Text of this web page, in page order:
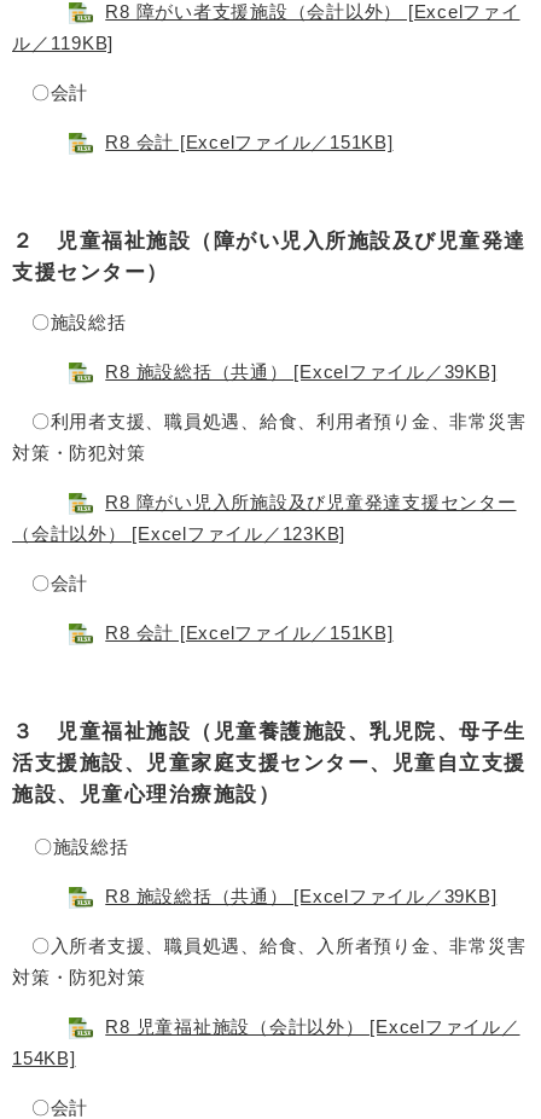
R8 障がい者支援施設（会計以外） [Excelファイ
ル／119KB]
〇会計
R8 会計 [Excelファイル／151KB]
２ 児童福祉施設（障がい児入所施設及び児童発達
支援センター）
〇施設総括
R8 施設総括（共通） [Excelファイル／39KB]
〇利用者支援、職員処遇、給食、利用者預り金、非常災害
対策・防犯対策
R8 障がい児入所施設及び児童発達支援センター
（会計以外） [Excelファイル／123KB]
〇会計
R8 会計 [Excelファイル／151KB]
３ 児童福祉施設（児童養護施設、乳児院、母子生
活支援施設、児童家庭支援センター、児童自立支援
施設、児童心理治療施設）
〇施設総括
R8 施設総括（共通） [Excelファイル／39KB]
〇入所者支援、職員処遇、給食、入所者預り金、非常災害
対策・防犯対策
R8 児童福祉施設（会計以外） [Excelファイル／
154KB]
〇会計